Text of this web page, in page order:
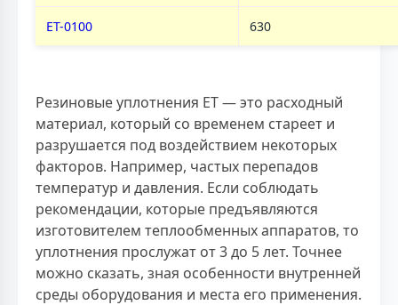
ET-0100 630
Резиновые уплотнения ЕТ — это расходный
материал, который со временем стареет и
разрушается под воздействием некоторых
факторов. Например, частых перепадов
температур и давления. Если соблюдать
рекомендации, которые предъявляются
изготовителем теплообменных аппаратов, то
уплотнения прослужат от 3 до 5 лет. Точнее
можно сказать, зная особенности внутренней
среды оборудования и места его применения.